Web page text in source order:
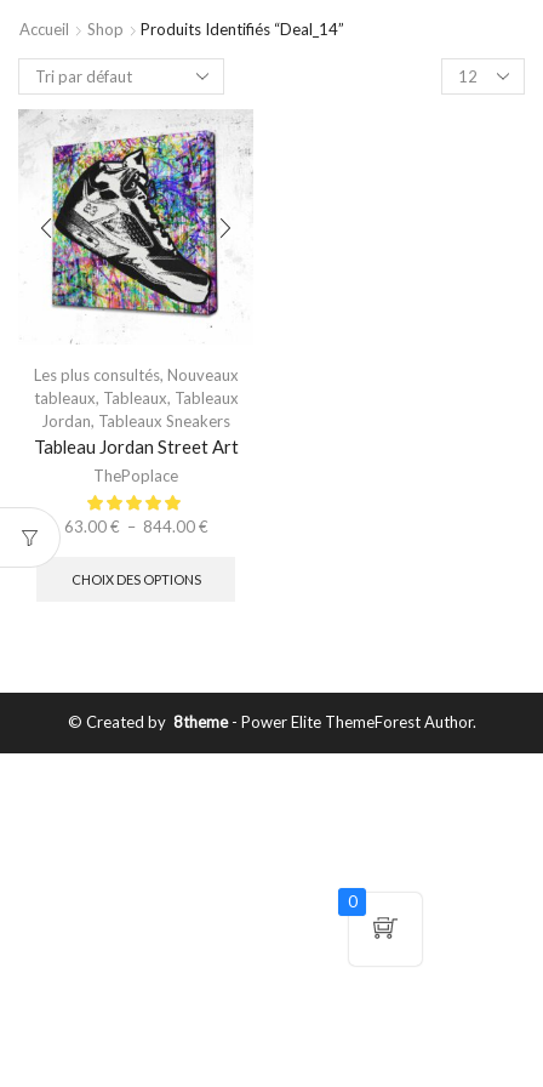
Accueil Shop Produits Identifiés “deal_14”
Les plus consultés, Nouveaux
tableaux, Tableaux, Tableaux
Jordan, Tableaux Sneakers
Tableau Jordan Street Art
ThePoplace
63.00€ – 844.00€
CHOIX DES OPTIONS
© Created by 8theme- Power Elite ThemeForest Author.
0